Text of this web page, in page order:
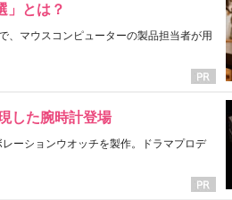
」とは？
、マウスコンピューターの製品担当者が用
した腕時計登場
ーションウオッチを製作。ドラマプロデ